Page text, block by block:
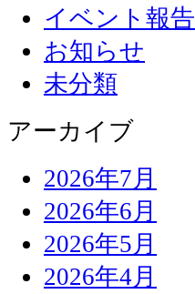
イベント報告
お知らせ
未分類
アーカイブ
2026年7月
2026年6月
2026年5月
2026年4月